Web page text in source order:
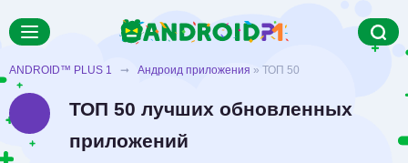
ANDROID™ PLUS 1 ➞ Андроид приложения » ТОП 50
ТОП 50 лучших обновленных
приложений